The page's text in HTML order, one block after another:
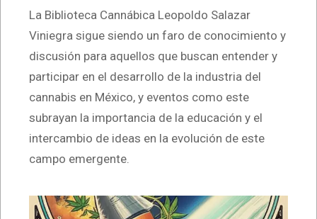
La Biblioteca Cannábica Leopoldo Salazar
Viniegra sigue siendo un faro de conocimiento y
discusión para aquellos que buscan entender y
participar en el desarrollo de la industria del
cannabis en México, y eventos como este
subrayan la importancia de la educación y el
intercambio de ideas en la evolución de este
campo emergente.